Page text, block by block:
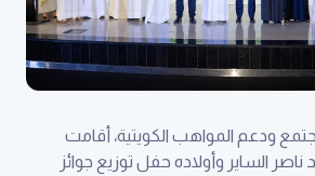
ودعم المواهب الكويتية، أقامت
الساير وأولاده حفل توزيع جوائز